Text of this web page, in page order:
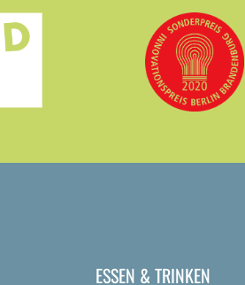
ESSEN & TRINKEN